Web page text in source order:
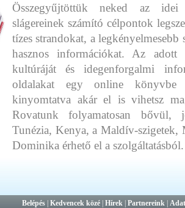
Összegyűjtöttük neked az idei
slágereinek számító célpontok
tízes strandokat, a legkényelmesebb
hasznos információkat. Az adott
kultúráját és idegenforgalmi
oldalakat egy online könyvbe
kinyomtatva akár el is vihetsz
Rovatunk folyamatosan bővül,
Tunézia, Kenya, a Maldív-
Dominika érhető el a szolgáltatásból.
Belépés |Kedvencek közé |Hírek |Partnereink |